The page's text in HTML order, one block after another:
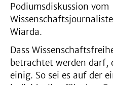
Podiumsdiskussion vom
Wiarda.
Dass
betrachtet werden darf,
einig. So sei es auf der